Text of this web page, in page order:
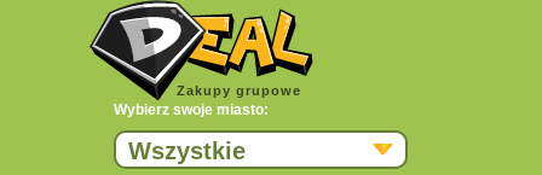
Zakupy grupowe
Wybierz swoje miasto:
Wszystkie